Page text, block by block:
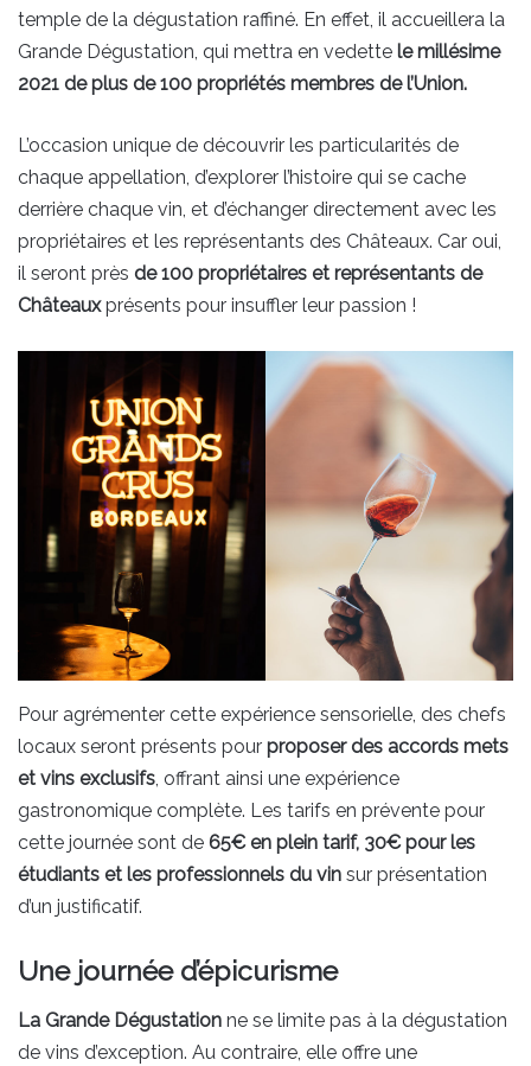
temple de la dégustation raffiné. En effet, il accueillera la
Grande Dégustation, qui mettra en vedette le millésime
2021 de plus de 100 propriétés membres de l’Union.
L’occasion unique de découvrir les particularités de
chaque appellation, d’explorer l’histoire qui se cache
derrière chaque vin, et d’échanger directement avec les
propriétaires et les représentants des Châteaux. Car oui,
il seront près de 100 propriétaires et représentants de
Châteauxprésents pour insuffler leur passion !
Pour agrémenter cette expérience sensorielle, des chefs
locaux seront présents pour proposer des accords mets
et vins exclusifs, offrant ainsi une expérience
gastronomique complète. Les tarifs en prévente pour
cette journée sont de 65€ en plein tarif, 30€ pour les
étudiants et les professionnels du vin sur présentation
d’un justificatif.
Une journée d’épicurisme
La Grande Dégustation ne se limite pas à la dégustation
de vins d’exception. Au contraire, elle offre une